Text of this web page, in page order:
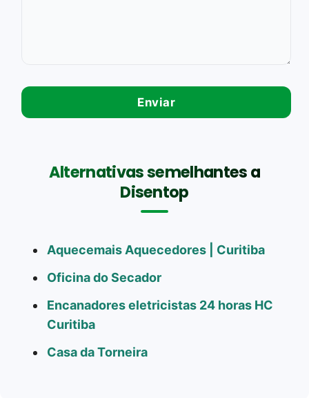
Alternativas semelhantes a
Disentop
Aquecemais Aquecedores | Curitiba
Oficina do Secador
Encanadores eletricistas 24 horas HC
Curitiba
Casa da Torneira